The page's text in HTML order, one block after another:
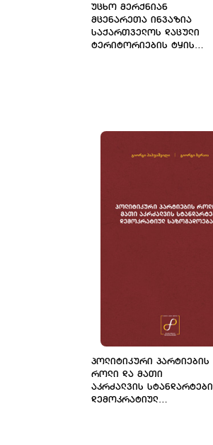
ᲣᲪᲮᲝ ᲛᲔᲠᲥᲜᲘᲐᲜ
ᲛᲪᲔᲜᲐᲠᲔᲗᲐ ᲘᲜᲕᲐᲖᲘᲐ
ᲡᲐᲥᲐᲠᲗᲕᲔᲚᲝᲡ ᲓᲐᲪᲣᲚᲘ
ᲢᲔᲠᲘᲢᲝᲠᲘᲔᲑᲘᲡ ᲢᲧᲘᲡ
ᲞᲝᲚᲘᲢᲘᲙᲣᲠᲘ ᲞᲐᲠᲢᲘᲔᲑᲘᲡ
ᲠᲝᲚᲘ ᲓᲐ ᲛᲐᲗᲘ
ᲐᲙᲠᲫᲐᲚᲕᲘᲡ ᲡᲢᲐᲜᲓᲐᲠᲢᲔᲑᲘ
ᲓᲔᲛᲝᲙᲠᲐᲢᲘᲣᲚ